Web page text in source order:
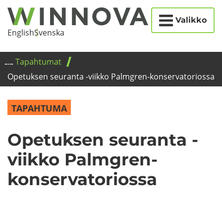
Siir­
ry
säl­
töön
Etusi­
vu
Eng­lishSvens­ka
Valikko
Ta­pah­tu­mat
Ope­tuk­sen seu­ran­ta -​viikko Palmgren-​konservatoriossa
TAPAHTUMA
Ope­tuk­sen seu­ran­ta -​
viikko Palmgren-​
konservatoriossa